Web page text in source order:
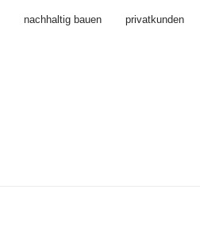
nachhaltig bauen privatkunden